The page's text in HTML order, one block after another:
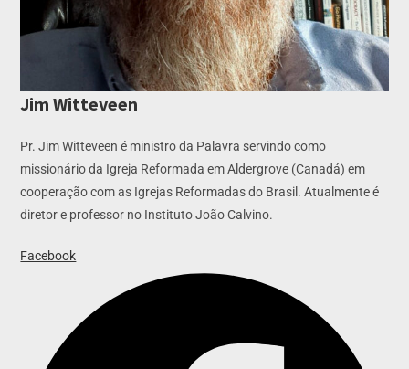
Jim Witteveen
Pr. Jim Witteveen é ministro da Palavra servindo como
missionário da Igreja Reformada em Aldergrove (Canadá) em
cooperação com as Igrejas Reformadas do Brasil. Atualmente é
diretor e professor no Instituto João Calvino.
Facebook